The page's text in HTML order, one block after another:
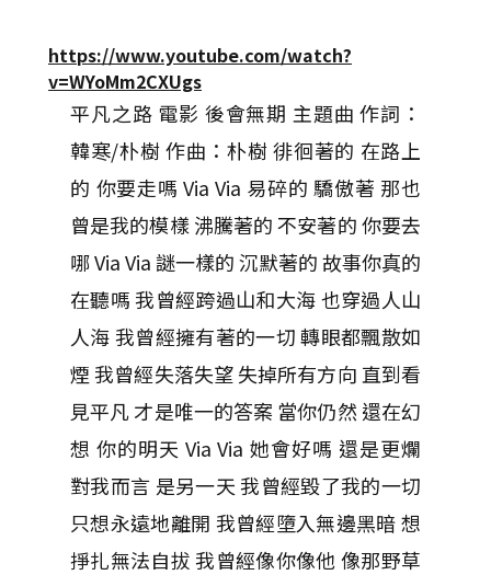
https://www.youtube.com/watch?
v=WYoMm2CXUgs
平凡之路 電影 後會無期 主題曲 作詞：
韓寒/朴樹 作曲：朴樹 徘徊著的 在路上
的 你要走嗎 Via Via 易碎的 驕傲著 那也
曾是我的模樣 沸騰著的 不安著的 你要去
哪 Via Via 謎一樣的 沉默著的 故事你真的
在聽嗎 我曾經跨過山和大海 也穿過人山
人海 我曾經擁有著的一切 轉眼都飄散如
煙 我曾經失落失望 失掉所有方向 直到看
見平凡 才是唯一的答案 當你仍然 還在幻
想 你的明天 Via Via 她會好嗎 還是更爛
對我而言 是另一天 我曾經毀了我的一切
只想永遠地離開 我曾經墮入無邊黑暗 想
掙扎無法自拔 我曾經像你像他 像那野草